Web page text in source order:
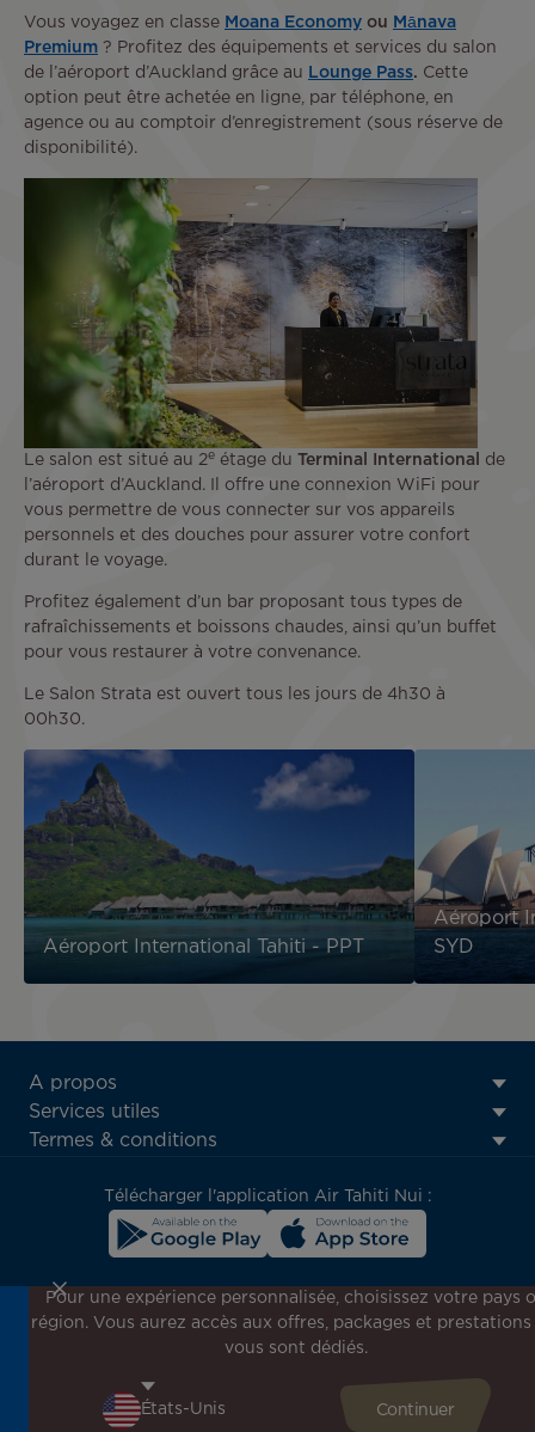
Vous voyagez en classe Moana Economy ou
Mānava
Premium ? Profitez des équipements et services du salon
de l’aéroport d’Auckland grâce au
Lounge Pass. Cette
option peut être achetée en ligne, par téléphone, en
agence ou au comptoir d’enregistrement (sous réserve de
disponibilité).
Le salon est situé au 2e étage du Terminal International
de
l’aéroport d’Auckland. Il offre une connexion WiFi pour
vous permettre de vous connecter sur vos appareils
personnels et des douches pour assurer votre confort
durant le voyage.
Profitez également d’un bar proposant tous types de
rafraîchissements et boissons chaudes, ainsi qu’un buffet
pour vous restaurer à votre convenance.
Le Salon Strata est ouvert tous les jours de 4h30 à
00h30.
Aéroport International Tahiti - PPT
Aéroport
SYD
ATN:
Footer
menu
A propos
Services utiles
Termes & conditions
Télécharger l'application Air Tahiti Nui :
Inscrivez-vous à notre newsletter !
Recevez en avant-première toutes nos offres spéciales et
l'inspiration pour votre prochain voyage !
Saisissez votre adresse e-mail ici
Pour une expérience personnalisée, choisissez votre pays
région. Vous aurez accès aux offres, packages et prestations
vous sont dédiés.